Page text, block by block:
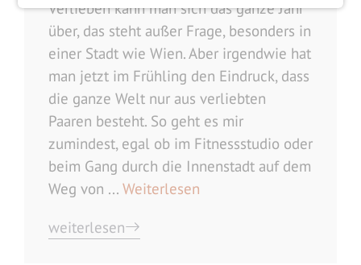
Verlieben kann man sich das ganze Jahr
über, das steht außer Frage, besonders in
einer Stadt wie Wien. Aber irgendwie hat
man jetzt im Frühling den Eindruck, dass
die ganze Welt nur aus verliebten
Paaren besteht. So geht es mir
zumindest, egal ob im Fitnessstudio oder
beim Gang durch die Innenstadt auf dem
Weg von ... Weiterlesen
weiterlesen